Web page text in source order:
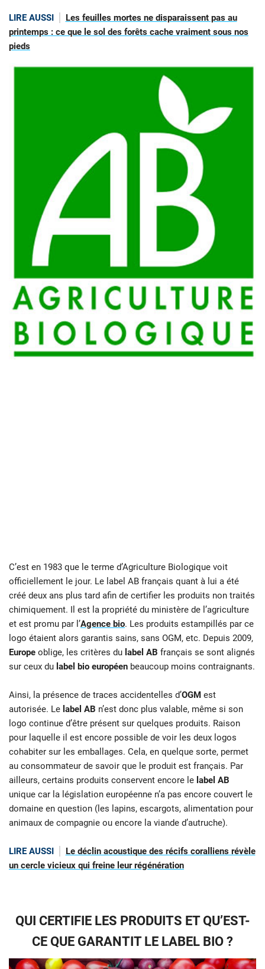
LIRE AUSSI
Les feuilles mortes ne disparaissent pas au
printemps : ce que le sol des forêts cache vraiment sous nos
pieds
C’est en 1983 que le terme d’Agriculture Biologique voit
officiellement le jour. Le label AB français quant à lui a été
créé deux ans plus tard afin de certifier les produits non traités
chimiquement. Il est la propriété du ministère de l’agriculture
et est promu par l’Agence bio. Les produits estampillés par ce
logo étaient alors garantis sains, sans OGM, etc. Depuis 2009,
Europe oblige, les critères du label AB français se sont alignés
sur ceux du label bio européen beaucoup moins contraignants.
Ainsi, la présence de traces accidentelles d’OGM est
autorisée. Le label AB n’est donc plus valable, même si son
logo continue d’être présent sur quelques produits. Raison
pour laquelle il est encore possible de voir les deux logos
cohabiter sur les emballages. Cela, en quelque sorte, permet
au consommateur de savoir que le produit est français. Par
ailleurs, certains produits conservent encore le label AB
unique car la législation européenne n’a pas encore couvert le
domaine en question (les lapins, escargots, alimentation pour
animaux de compagnie ou encore la viande d’autruche).
LIRE AUSSI
Le déclin acoustique des récifs coralliens révèle
un cercle vicieux qui freine leur régénération
QUI CERTIFIE LES PRODUITS ET QU’EST-
CE QUE GARANTIT LE LABEL BIO ?